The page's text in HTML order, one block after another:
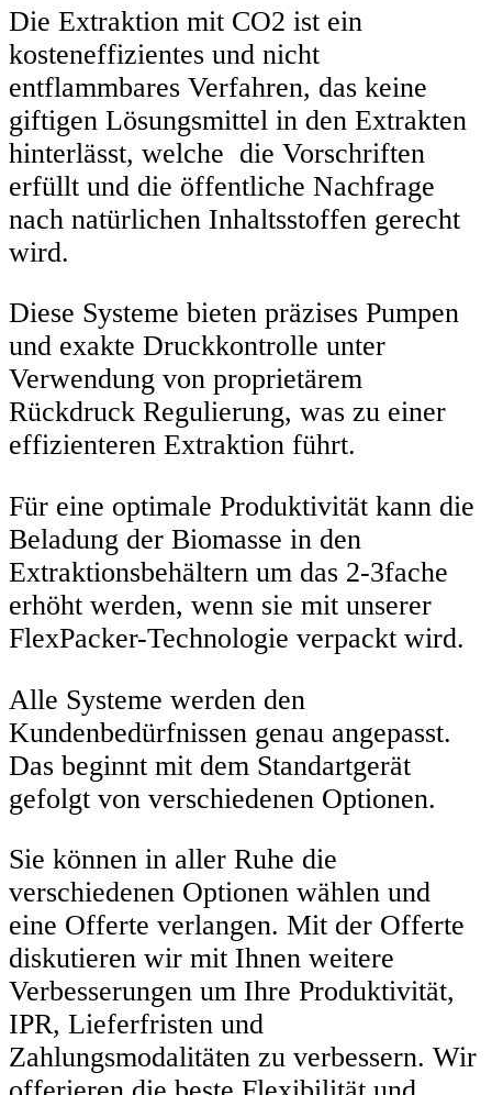
Die Extraktion mit CO2 ist ein
kosteneffizientes und nicht
entflammbares Verfahren, das keine
giftigen Lösungsmittel in den Extrakten
hinterlässt, welche die Vorschriften
erfüllt und die öffentliche Nachfrage
nach natürlichen Inhaltsstoffen gerecht
wird.
Diese Systeme bieten präzises Pumpen
und exakte Druckkontrolle unter
Verwendung von proprietärem
Rückdruck Regulierung, was zu einer
effizienteren Extraktion führt.
Für eine optimale Produktivität kann die
Beladung der Biomasse in den
Extraktionsbehältern um das 2-3fache
erhöht werden, wenn sie mit unserer
FlexPacker-Technologie verpackt wird.
Alle Systeme werden den
Kundenbedürfnissen genau angepasst.
Das beginnt mit dem Standartgerät
gefolgt von verschiedenen Optionen.
Sie können in aller Ruhe die
verschiedenen Optionen wählen und
eine Offerte verlangen. Mit der Offerte
diskutieren wir mit Ihnen weitere
Verbesserungen um Ihre Produktivität,
IPR, Lieferfristen und
Zahlungsmodalitäten zu verbessern. Wir